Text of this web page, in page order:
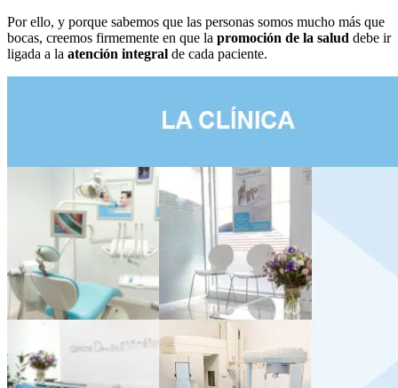
Por ello, y porque sabemos que las personas somos mucho más que
bocas, creemos firmemente en que la promoción de la salud debe ir
ligada a la atención integral de cada paciente.